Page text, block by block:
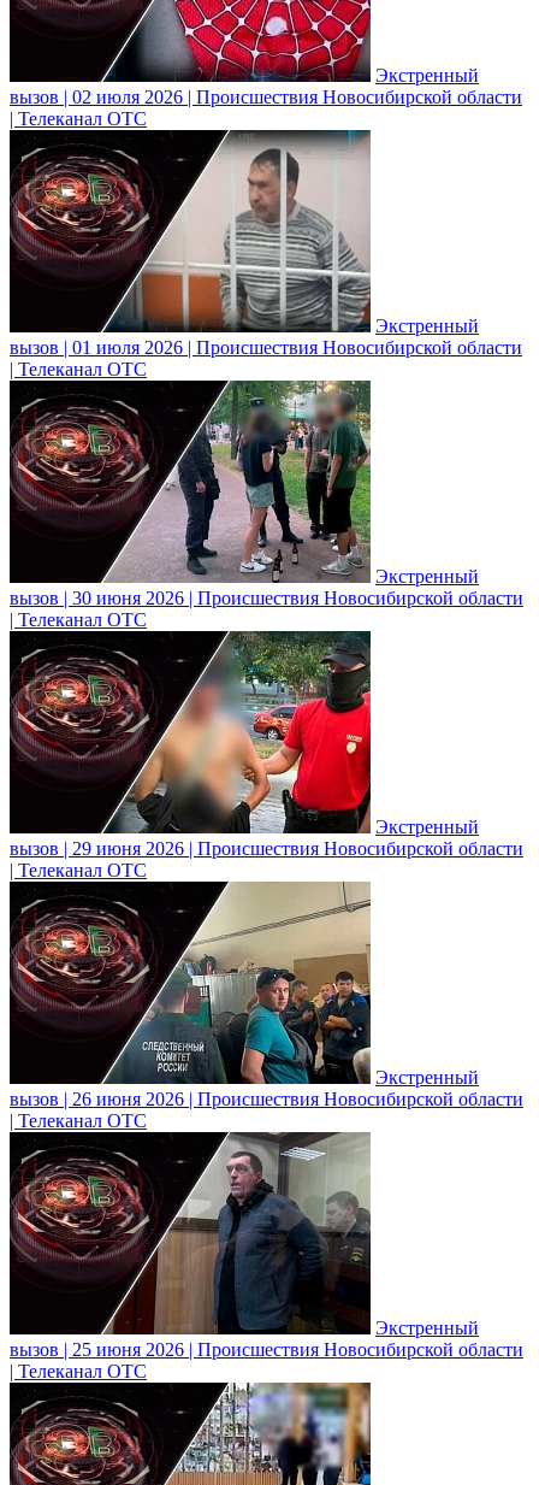
Экстренный
вызов | 02 июля 2026 | Происшествия Новосибирской области
| Телеканал ОТС
Экстренный
вызов | 01 июля 2026 | Происшествия Новосибирской области
| Телеканал ОТС
Экстренный
вызов | 30 июня 2026 | Происшествия Новосибирской области
| Телеканал ОТС
Экстренный
вызов | 29 июня 2026 | Происшествия Новосибирской области
| Телеканал ОТС
Экстренный
вызов | 26 июня 2026 | Происшествия Новосибирской области
| Телеканал ОТС
Экстренный
вызов | 25 июня 2026 | Происшествия Новосибирской области
| Телеканал ОТС